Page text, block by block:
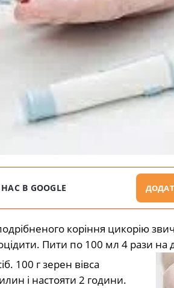
В GOOGLE
коріння цикорію
Пити по 100 мл 4 рази на
100 г зерен вівса
і настояти 2 години.